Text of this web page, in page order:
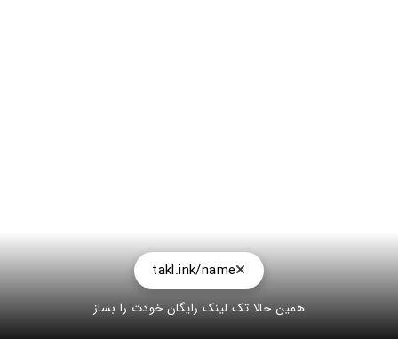
takl.ink/name
همین حالا تک لینک رایگان خودت را بساز